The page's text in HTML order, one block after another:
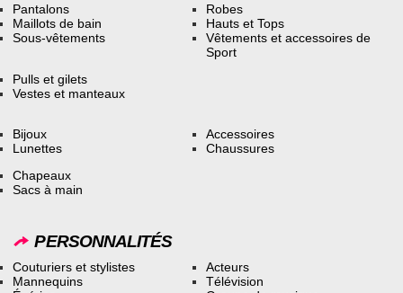
Pantalons
Maillots de bain
Sous-vêtements
Robes
Hauts et Tops
Vêtements et accessoires de
Sport
Pulls et gilets
Vestes et manteaux
Bijoux
Lunettes
Accessoires
Chaussures
Chapeaux
Sacs à main
PERSONNALITÉS
Couturiers et stylistes
Mannequins
Acteurs
Télévision